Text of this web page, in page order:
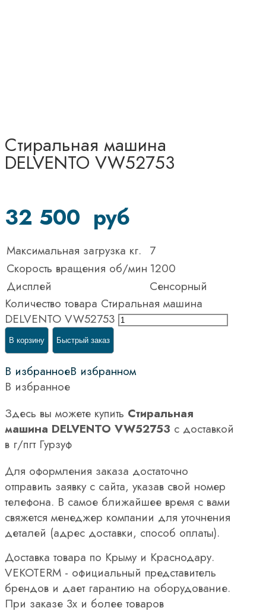
Стиральная машина
DELVENTO VW52753
32 500 руб
Максимальная загрузка кг. 7
Скорость вращения об/мин 1200
Дисплей
Сенсорный
Количество товара Стиральная машина
DELVENTO VW52753
В корзину Быстрый заказ
В избранноеВ избранном
В избранное
Здесь вы можете купить Стиральная
машина DELVENTO VW52753 с доставкой
в г/пгт Гурзуф
Для оформления заказа достаточно
отправить заявку с сайта, указав свой номер
телефона. В самое ближайшее время с вами
свяжется менеджер компании для уточнения
деталей (адрес доставки, способ оплаты).
Доставка товара по Крыму и Краснодару.
VEKOTERM - официальный представитель
брендов и дает гарантию на оборудование.
При заказе 3х и более товаров